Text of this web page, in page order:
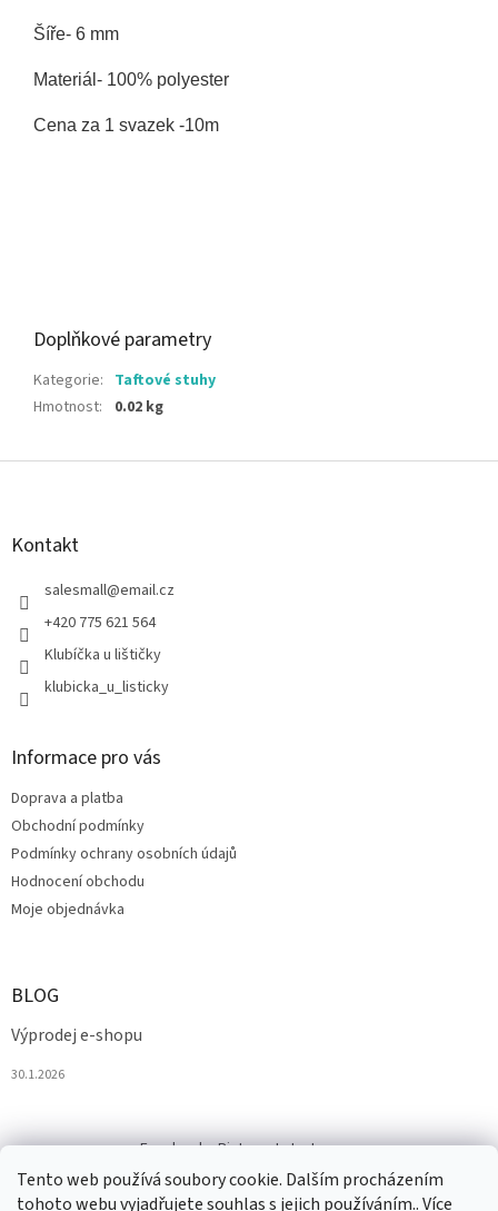
Tento web používá soubory cookie. Dalším procházením
tohoto webu vyjadřujete souhlas s jejich používáním.. Více
Šíře- 6 mm
Materiál- 100% polyester
Cena za 1 svazek -10m
Doplňkové parametry
Kategorie: Taftové stuhy
Hmotnost: 0.02 kg
Z
Kontakt
salesmall@email.cz
+420 775 621 564
Klubíčka u lištičky
klubicka_u_listicky
Informace pro vás
Doprava a platba
Obchodní podmínky
Podmínky ochrany osobních údajů
Hodnocení obchodu
Moje objednávka
BLOG
Výprodej e-shopu
30.1.2026
Facebook Pinterest Instagram